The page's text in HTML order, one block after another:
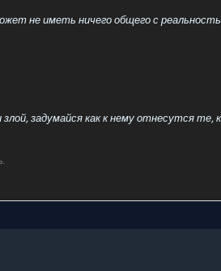
не иметь ничего общего с
задумайся как к нему отнесутся те,